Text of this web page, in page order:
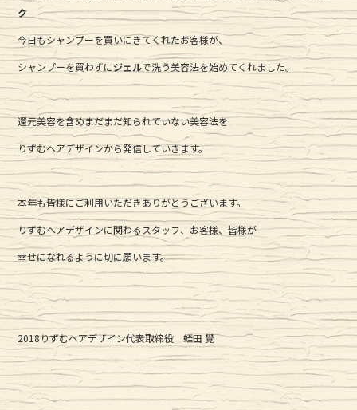
ク
今日もシャンプーを買いにきてくれたお客様が、
シャンプーを買わずにジェルで洗う美容法を始めてくれました。
還元美容を含めまだまだ知られていない美容法を
りずむヘアデザインから発信していきます。
本年も皆様にご利用いただきありがとうございます。
りずむヘアデザインに関わるスタッフ、お客様、皆様が
幸せになれるように切に願います。
2018りずむヘアデザイン代表取締役 蛭田 覺